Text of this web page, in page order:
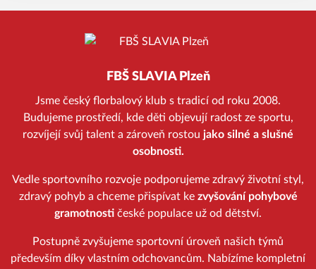
FBŠ SLAVIA Plzeň
Jsme český florbalový klub s tradicí od roku 2008.
Budujeme prostředí, kde děti objevují radost ze sportu,
rozvíjejí svůj talent a zároveň rostou jako silné a slušné
osobnosti.
Vedle sportovního rozvoje podporujeme zdravý životní styl,
zdravý pohyb a chceme přispívat kezvyšování pohybové
gramotnosti české populace už od dětství.
Postupně zvyšujeme sportovní úroveň našich týmů
především díky vlastním odchovancům. Nabízíme kompletní